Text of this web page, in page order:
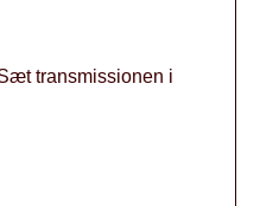
transmissionen i